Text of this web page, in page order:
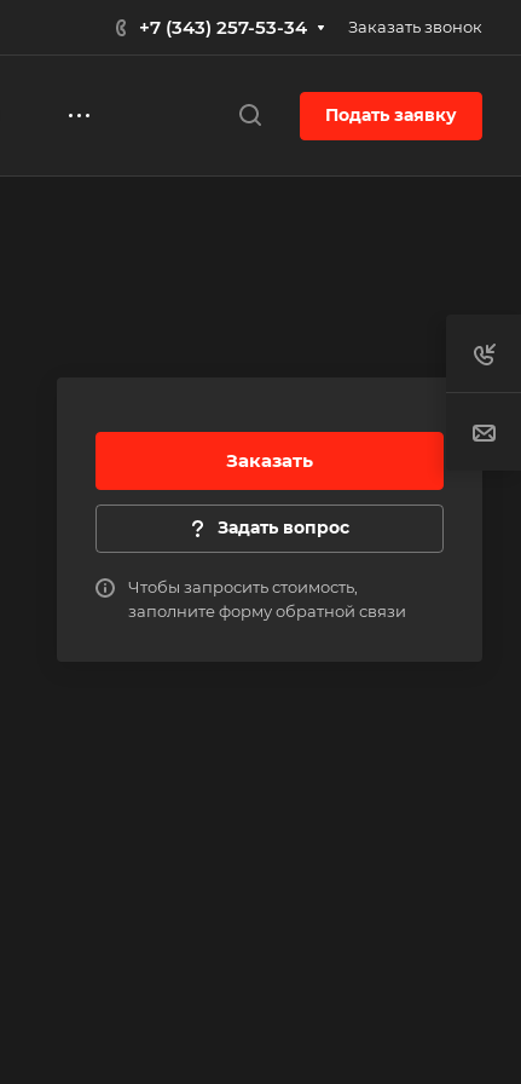
+7 (343) 257-53-34 Заказать звонок
Подать заявку
Заказать
Задать вопрос
Чтобы запросить стоимость,
заполните форму обратной связи